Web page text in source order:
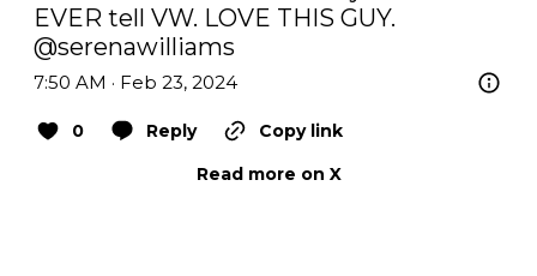
@serenawilliams
7:50 AM · Feb 23, 2024
0 Reply
Copy link
Read more on X